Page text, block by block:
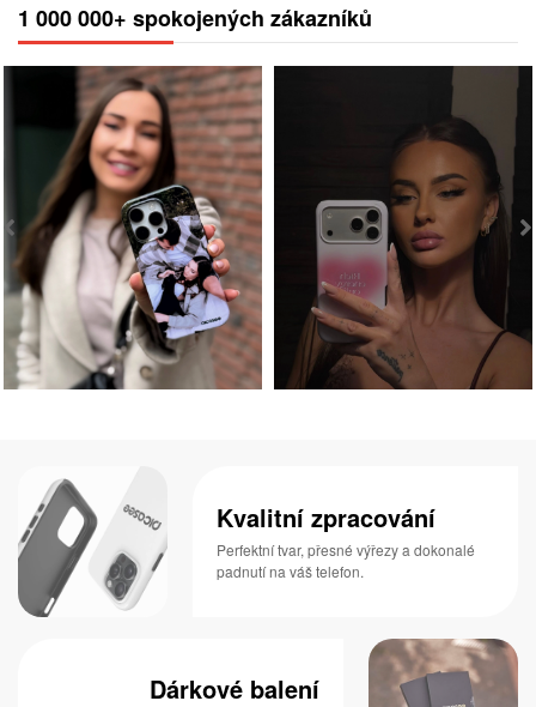
1 000 000+ spokojených zákazníků
Kvalitní zpracování
Perfektní tvar, přesné výřezy a dokonalé
padnutí na váš telefon.
Dárkové balení